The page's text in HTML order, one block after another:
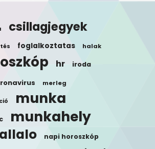
csillagjegyek
foglalkoztatas halak
hr iroda
merleg
munka
munkahely
napi horoszkóp